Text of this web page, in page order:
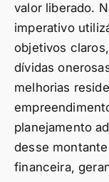
valor liberado.
imperativo
objetivos
dívidas
melhorias
planejamento
desse
financeira,